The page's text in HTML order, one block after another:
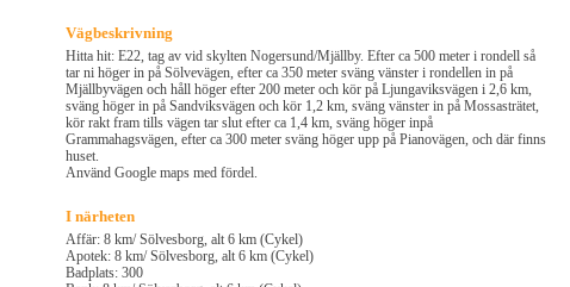
Vägbeskrivning
Hitta hit: E22, tag av vid skylten Nogersund/Mjällby. Efter ca 500 meter i rondell så
tar ni höger in på Sölvevägen, efter ca 350 meter sväng vänster i rondellen in på
Mjällbyvägen och håll höger efter 200 meter och kör på Ljungaviksvägen i 2,6 km,
sväng höger in på Sandviksvägen och kör 1,2 km, sväng vänster in på Mossasträtet,
kör rakt fram tills vägen tar slut efter ca 1,4 km, sväng höger inpå
Grammahagsvägen, efter ca 300 meter sväng höger upp på Pianovägen, och där finns
huset.
Använd Google maps med fördel.
I närheten
Affär: 8 km/ Sölvesborg, alt 6 km (Cykel)
Apotek: 8 km/ Sölvesborg, alt 6 km (Cykel)
Badplats: 300